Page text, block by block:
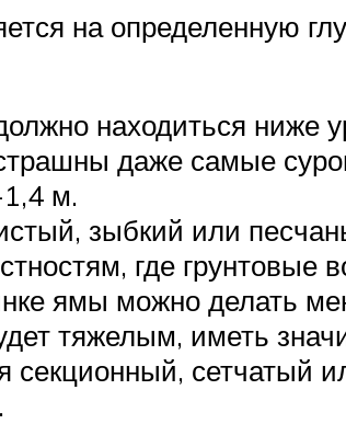
на определенную
находиться ниже
даже самые
1,4 м.
зыбкий или
где грунтовые
ямы можно делать
тяжелым, иметь
секционный, сетчатый